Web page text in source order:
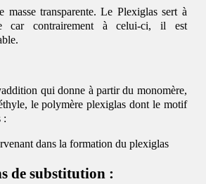
transparente. Le Plexiglas sert à
car contrairement à celui-ci, il est
qui donne à partir du monomère,
le polymère plexiglas dont le motif
:
de substitution :